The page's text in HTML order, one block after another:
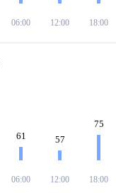
06:00 12:00 18:00
61
06:00
57
12:00
75
18:00